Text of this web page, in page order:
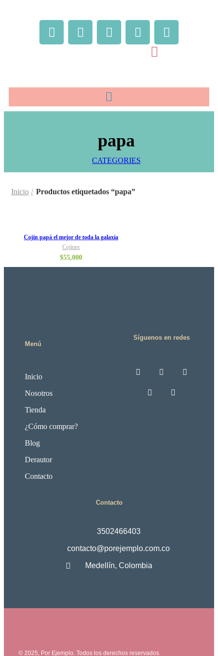
papa
CATEGORIES
Inicio Productos etiquetados “papa”
Cojín papá el mejor de toda la galaxia
Cojines
$55,000
Menú
Inicio
Nosotros
Tienda
¿Cómo comprar?
Blog
Derautor
Contacto
Síguenos en redes
Contacto
3502466403
contacto@porejemplo.com.co
Medellín, Colombia
© 2025, Por Ejemplo. Todos los derechos reservados.